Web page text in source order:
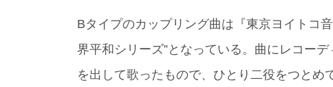
Bタイプのカップリング曲は『東京ヨイトコ
界平和シリーズ”となっている。曲にレコー
を出して歌ったもので、ひとり二役をつとめ